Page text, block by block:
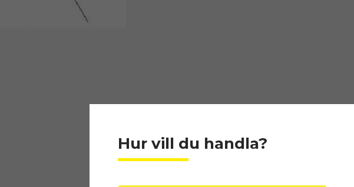
Hur vill du handla?